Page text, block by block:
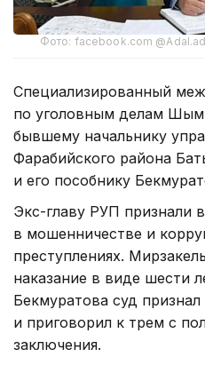
Фото: facebook.com
Специализированный
по уголовным делам
бывшему начальнику
Фарабийского района
и его пособнику
Экс-главу РУП признали
в мошенничестве и
преступлениях.
наказание в виде шести
Бекмуратова суд
и приговорил к трем с
заключения.